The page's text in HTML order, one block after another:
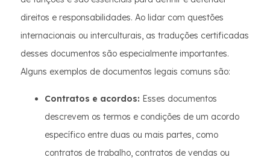
direitos e responsabilidades. Ao lidar com questões
internacionais ou interculturais, as traduções certificadas
desses documentos são especialmente importantes.
Alguns exemplos de documentos legais comuns são:
Contratos e acordos: Esses documentos
descrevem os termos e condições de um acordo
específico entre duas ou mais partes, como
contratos de trabalho, contratos de vendas ou